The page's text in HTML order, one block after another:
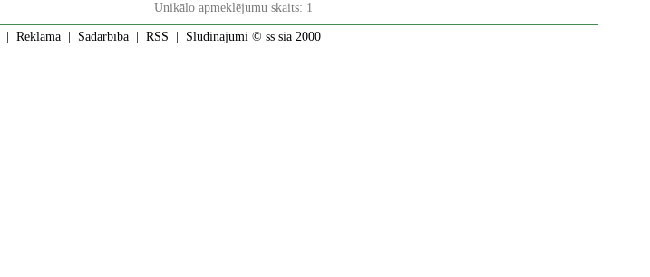
Unikālo apmeklējumu skaits: 1
Reklāma Sadarbība RSS | Sludinājumi © ss sia 2000